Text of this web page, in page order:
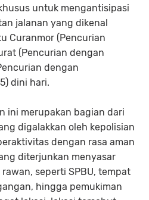
untuk mengantisipasi
jalanan yang dikenal
Curanmor (Pencurian
(Pencurian dengan
dengan
dini hari.
ini merupakan bagian dari
digalakkan oleh kepolisian
dengan rasa aman
diterjunkan menyasar
seperti SPBU, tempat
hingga pemukiman